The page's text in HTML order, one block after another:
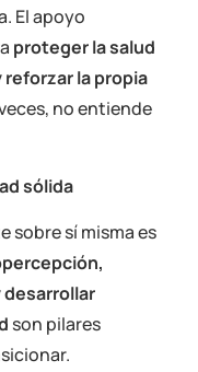
El apoyo
proteger la salud
la propia
no entiende
sólida
sobre sí misma es
son pilares